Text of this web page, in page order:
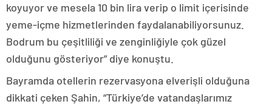
koyuyor ve mesela 10 bin lira verip o limit içerisinde
yeme-içme hizmetlerinden faydalanabiliyorsunuz.
Bodrum bu çeşitliliği ve zenginliğiyle çok güzel
olduğunu gösteriyor” diye konuştu.
Bayramda otellerin rezervasyona elverişli olduğuna
dikkati çeken Şahin, “Türkiye’de vatandaşlarımız